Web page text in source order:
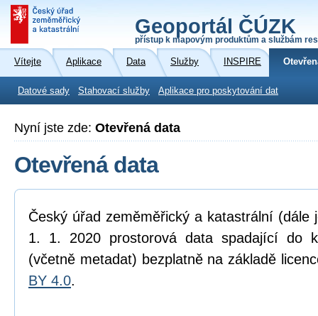
Geoportál ČÚZK
přístup k mapovým produktům a službám
Vítejte Aplikace Data Služby INSPIRE
Datové sady Stahovací služby Aplikace pro poskytování dat
Nyní jste zde: Otevřená data
Otevřená data
Český úřad zeměměřický a katastrální (dále
1. 1. 2020 prostorová data spadající do
(včetně metadat) bezplatně na základě
BY 4.0.